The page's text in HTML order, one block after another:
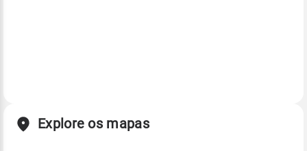
Explore os mapas